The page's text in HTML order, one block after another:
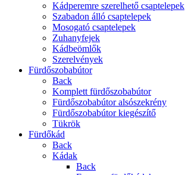
Kádperemre szerelhető csaptelepek
Szabadon álló csaptelepek
Mosogató csaptelepek
Zuhanyfejek
Kádbeömlők
Szerelvények
Fürdőszobabútor
Back
Komplett fürdőszobabútor
Fürdőszobabútor alsószekrény
Fürdőszobabútor kiegészítő
Tükrök
Fürdőkád
Back
Kádak
Back